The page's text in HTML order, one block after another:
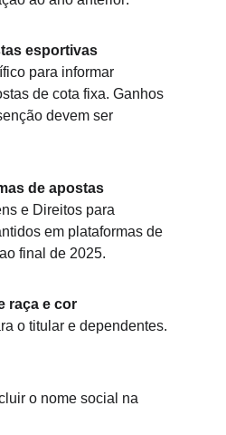
esportivas
para informar
de cota fixa. Ganhos
devem ser
de apostas
e Direitos para
em plataformas de
final de 2025.
raça e cor
o titular e dependentes.
o nome social na